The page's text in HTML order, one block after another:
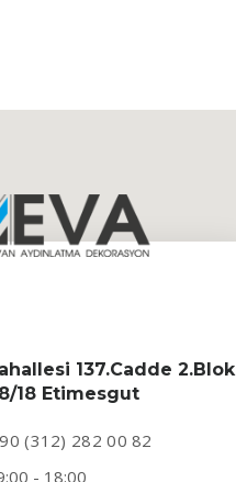
137.Cadde 2.Blok
18 Etimesgut
(312) 282 00 82
- 18:00